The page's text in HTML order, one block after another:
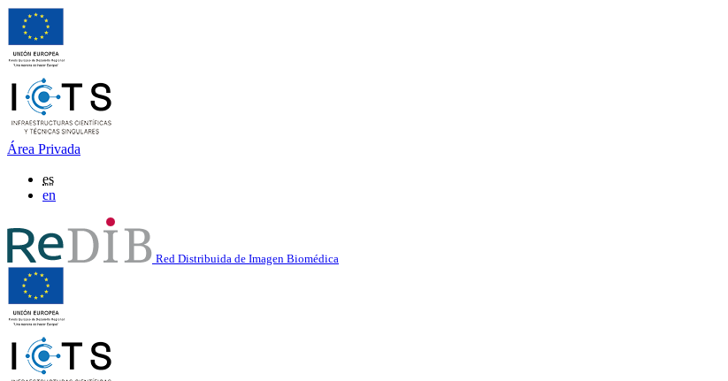
Área Privada
es
en
Red Distribuida de Imagen Biomédica